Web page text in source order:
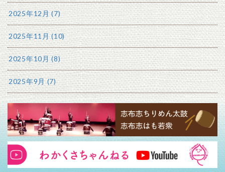
2025年12月 (7)
2025年11月 (10)
2025年10月 (8)
2025年9月 (7)